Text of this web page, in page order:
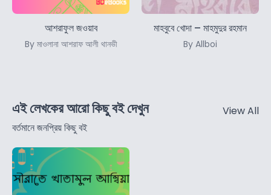
আশরাফুল জওয়াব
By মাওলানা আশরাফ আলী থানভী
মাহবুবে খোদা – মাহমুদুর রহমান
By Allboi
এই লেখকের আরো কিছু বই দেখুন
বর্তমানে জনপ্রিয় কিছু বই
View All